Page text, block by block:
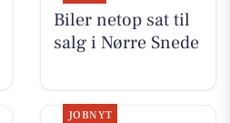
Biler netop sat til
salg i Nørre Snede
JOBNYT